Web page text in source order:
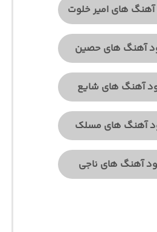
آهنگ های امیر خلوت
آهنگ های حصین
آهنگ های شایع
آهنگ های مسلک
آهنگ های ناجی